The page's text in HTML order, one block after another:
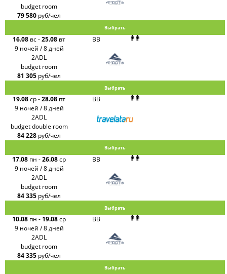
budget room
79 580 руб/чел
Выбрать
16.08 вс-25.08 вт
9 ночей / 8 дней
BB
2ADL
budget room
81 305 руб/чел
Выбрать
19.08ср-28.08 пт
9 ночей / 8 дней
BB
2ADL
budget double room
84 228 руб/чел
Выбрать
17.08 пн -26.08ср
9 ночей / 8 дней
BB
2ADL
budget room
84 335 руб/чел
Выбрать
10.08 пн - 19.08ср
9 ночей / 8 дней
BB
2ADL
budget room
84 335 руб/чел
Выбрать